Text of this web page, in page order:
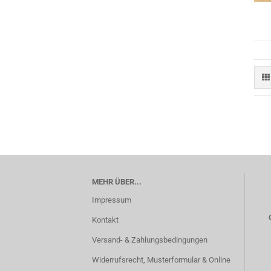
MEHR ÜBER...
Impressum
Kontakt
Versand- & Zahlungsbedingungen
Widerrufsrecht, Musterformular & Online